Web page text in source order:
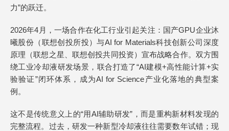
力”的跃迁。
2026年4月，一场合作在化工行业引起关注：国产GPU企业沐
曦股份（联想创投所投）与AI for Materials科技创新公司深度
原理（联想之星、联想创投共同投资）宣布战略合作。双方围
绕工业冷却液研发场景，联合打造了“AI建模+高性能计算+实
验验证”闭环体系，成为AI for Science产业化落地的典型案
例。
这不是传统意义上的“用AI辅助研发”，而是重构新材料发现的
完整流程。过去，研发一种新型冷却液往往需要数年试错；现